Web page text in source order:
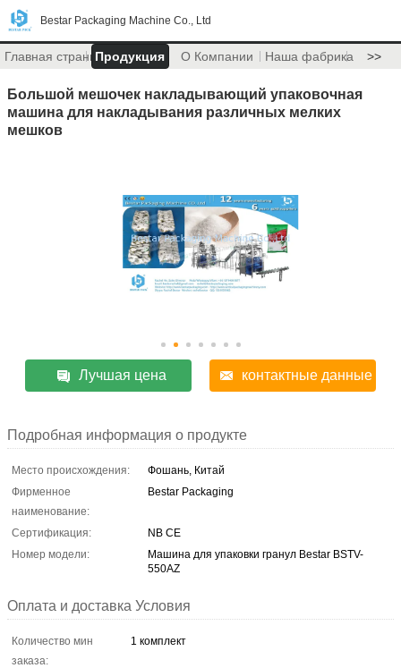
Bestar Packaging Machine Co., Ltd
Главная страницаПродукция О Компании Наша фабрика >>
Большой мешочек накладывающий упаковочная
машина для накладывания различных мелких
мешков
Лучшая цена контактные данные
Подробная информация о продукте
Место происхождения:
Фошань, Китай
Фирменное
наименование:
Bestar Packaging
Сертификация:
NB CE
Номер модели:
Машина для упаковки гранул Bestar BSTV-
550AZ
Оплата и доставка Условия
Количество мин
заказа:
1 комплект